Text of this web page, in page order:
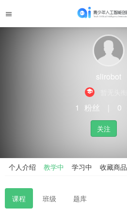
slirobot
1 粉丝 0
关注
个人介绍 教学中 学习中 收藏商品
课程 班级 题库